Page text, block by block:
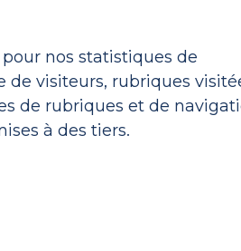
nos statistiques de
visiteurs, rubriques
de rubriques et de
à des tiers.